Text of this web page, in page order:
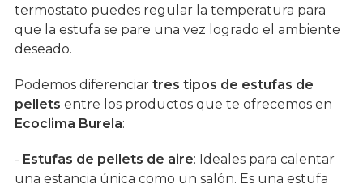
termostato puedes regular la temperatura para
que la estufa se pare una vez logrado el ambiente
deseado.
Podemos diferenciar tres tipos de estufas de
pellets entre los productos que te ofrecemos en
Ecoclima Burela:
- Estufas de pellets de aire: Ideales para calentar
una estancia única como un salón. Es una estufa